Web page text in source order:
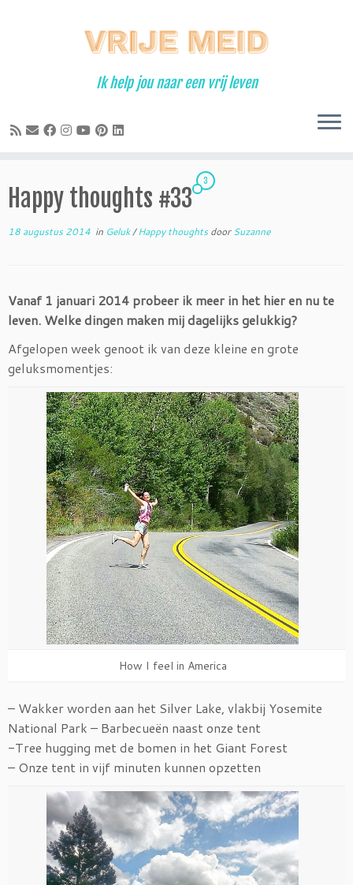
Ik help jou naar een vrij leven
Happy thoughts #33
3
18 augustus 2014 in Geluk/Happy thoughtsdoorSuzanne
Vanaf 1 januari 2014 probeer ik meer in het hier en nu te
leven. Welke dingen maken mij dagelijks gelukkig?
Afgelopen week genoot ik van deze kleine en grote
geluksmomentjes:
How I feel in America
– Wakker worden aan het Silver Lake, vlakbij Yosemite
National Park – Barbecueën naast onze tent
-Tree hugging met de bomen in het Giant Forest
– Onze tent in vijf minuten kunnen opzetten